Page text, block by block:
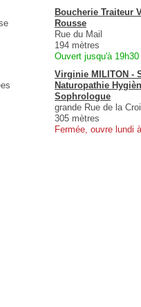
Boucherie Traiteur
Rousse
Rue du Mail
194 mètres
Ouvert jusqu'à 19h30
Virginie MILITON -
Naturopathie
Sophrologue
grande Rue de la
305 mètres
Fermée, ouvre lundi